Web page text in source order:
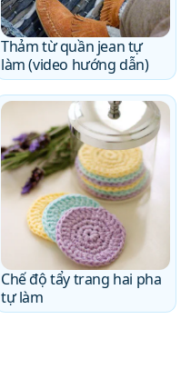
Thảm từ quần jean tự
làm (video hướng dẫn)
Chế độ tẩy trang hai pha
tự làm